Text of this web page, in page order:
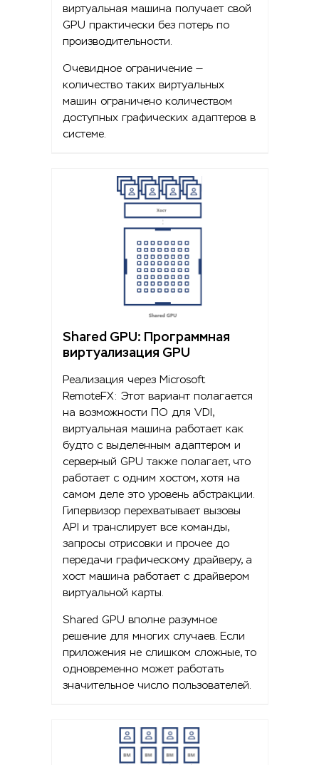
виртуальная машина получает свой
GPU практически без потерь по
производительности.
Очевидное ограничение —
количество таких виртуальных
машин ограничено количеством
доступных графических адаптеров в
системе.
Shared GPU: Программная
виртуализация GPU
Реализация через Microsoft
RemoteFX: Этот вариант полагается
на возможности ПО для VDI,
виртуальная машина работает как
будто с выделенным адаптером и
серверный GPU также полагает, что
работает с одним хостом, хотя на
самом деле это уровень абстракции.
Гипервизор перехватывает вызовы
API и транслирует все команды,
запросы отрисовки и прочее до
передачи графическому драйверу, а
хост машина работает с драйвером
виртуальной карты.
Shared GPU вполне разумное
решение для многих случаев. Если
приложения не слишком сложные, то
одновременно может работать
значительное число пользователей.